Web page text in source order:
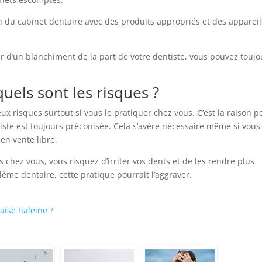
cabinet dentaire avec des produits appropriés et des
d’un blanchiment de la part de votre dentiste, vous pouvez
sont les risques ?
risques surtout si vous le pratiquer chez vous. C’est la raison
est toujours préconisée. Cela s’avère nécessaire même si vous
vente libre.
vous, vous risquez d’irriter vos dents et de les rendre plus
dentaire, cette pratique pourrait l’aggraver.
haleine ?